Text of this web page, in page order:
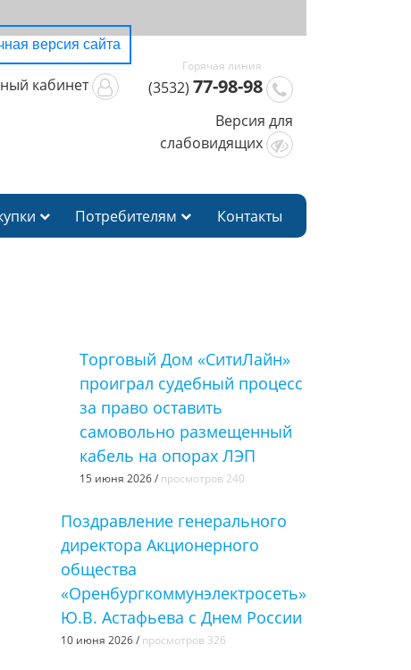
версия сайта
кабинет (3532) 77-98-98
Версия для
слабовидящих
Потребителям Контакты
Торговый Дом «СитиЛайн»
проиграл судебный процесс
за право оставить
самовольно размещенный
кабель на опорах ЛЭП
15 июня 2026 / просмотров 240
Поздравление генерального
директора Акционерного
общества
«Оренбургкоммунэлектросеть»
Ю.В. Астафьева с Днем России
10 июня 2026 / просмотров 326